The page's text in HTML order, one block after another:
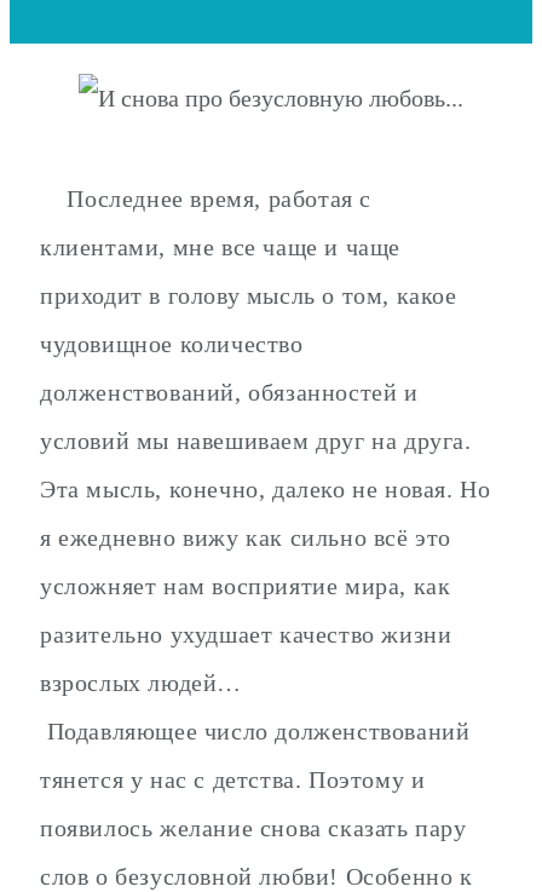
Последнее время, работая с
клиентами, мне все чаще и чаще
приходит в голову мысль о том, какое
чудовищное количество
долженствований, обязанностей и
условий мы навешиваем друг на друга.
Эта мысль, конечно, далеко не новая. Но
я ежедневно вижу как сильно всё это
усложняет нам восприятие мира, как
разительно ухудшает качество жизни
взрослых людей…
Подавляющее число долженствований
тянется у нас с детства. Поэтому и
появилось желание снова сказать пару
слов о безусловной любви! Особенно к